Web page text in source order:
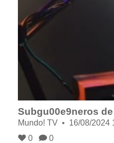
Subgu00e9neros
Mundo! TV
16/08/2024
0
0